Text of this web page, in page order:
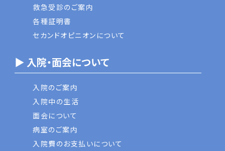
救急受診のご案内
各種証明書
セカンドオピニオンについて
▶ 入院・面会について
入院のご案内
入院中の生活
面会について
病室のご案内
入院費のお支払いについて